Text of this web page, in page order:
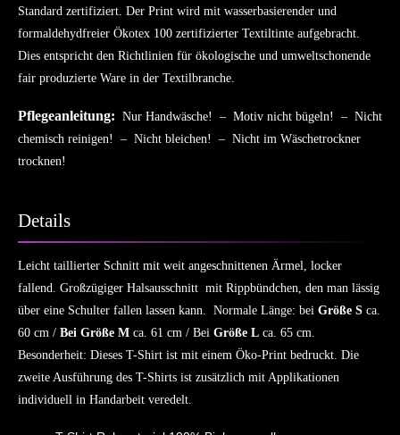
Standard zertifiziert. Der Print wird mit wasserbasierender und
formaldehydfreier Ökotex 100 zertifizierter Textiltinte aufgebracht.
Dies entspricht den Richtlinien für ökologische und umweltschonende
fair produzierte Ware in der Textilbranche.
Pflegeanleitung: Nur Handwäsche! – Motiv nicht bügeln! – Nicht
chemisch reinigen! – Nicht bleichen! – Nicht im Wäschetrockner
trocknen!
Details
Leicht taillierter Schnitt mit weit angeschnittenen Ärmel, locker
fallend. Großzügiger Halsausschnitt mit Rippbündchen, den man lässig
über eine Schulter fallen lassen kann. Normale Länge: bei Größe Sca.
60 cm / Bei Größe Mca. 61 cm / Bei Größe Lca. 65 cm.
Besonderheit: Dieses T-Shirt ist mit einem Öko-Print bedruckt. Die
zweite Ausführung des T-Shirts ist zusätzlich mit Applikationen
individuell in Handarbeit veredelt.